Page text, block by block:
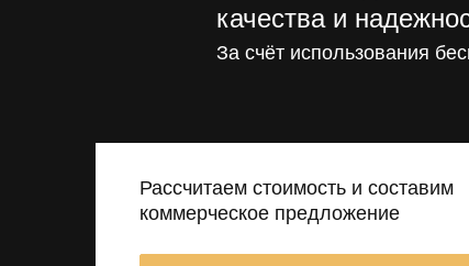
качества и
За счёт использования
Рассчитаем стоимость и составим
коммерческое предложение